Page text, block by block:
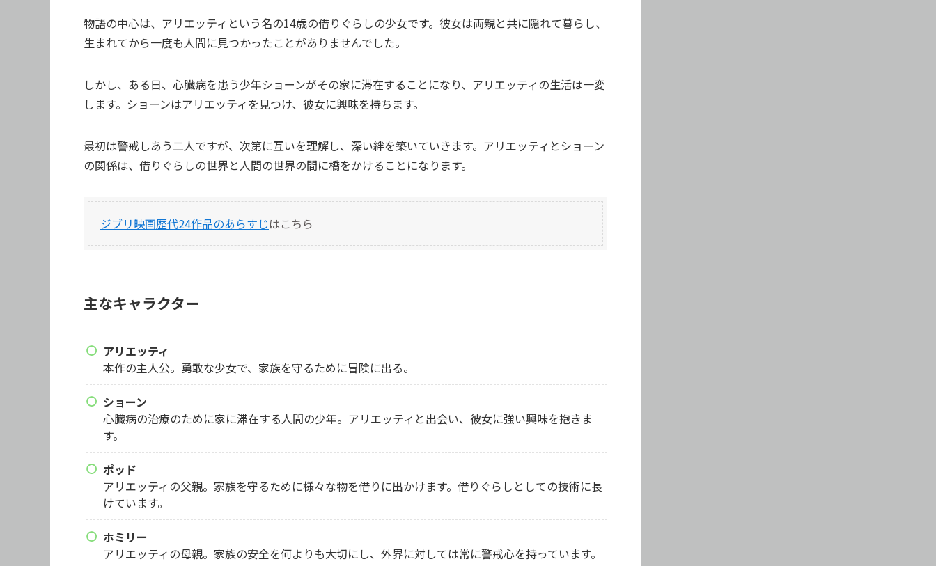
物語の中心は、アリエッティという名の14歳の借りぐらしの少女です。彼女は両親と共に隠れて暮らし、
生まれてから一度も人間に見つかったことがありませんでした。
しかし、ある日、心臓病を患う少年ショーンがその家に滞在することになり、アリエッティの生活は一変
します。ショーンはアリエッティを見つけ、彼女に興味を持ちます。
最初は警戒しあう二人ですが、次第に互いを理解し、深い絆を築いていきます。アリエッティとショーン
の関係は、借りぐらしの世界と人間の世界の間に橋をかけることになります。
ジブリ映画歴代24作品のあらすじはこちら
主なキャラクター
アリエッティ
本作の主人公。勇敢な少女で、家族を守るために冒険に出る。
ショーン
心臓病の治療のために家に滞在する人間の少年。アリエッティと出会い、彼女に強い興味を抱きま
す。
ポッド
アリエッティの父親。家族を守るために様々な物を借りに出かけます。借りぐらしとしての技術に長
けています。
ホミリー
アリエッティの母親。家族の安全を何よりも大切にし、外界に対しては常に警戒心を持っています。